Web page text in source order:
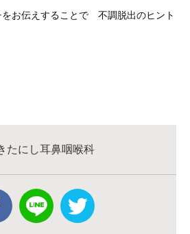
お伝えすることで 不調脱出のヒント
たにし耳鼻咽喉科